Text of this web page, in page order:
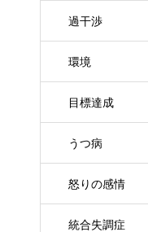
過干渉
環境
目標達成
うつ病
怒りの感情
統合失調症